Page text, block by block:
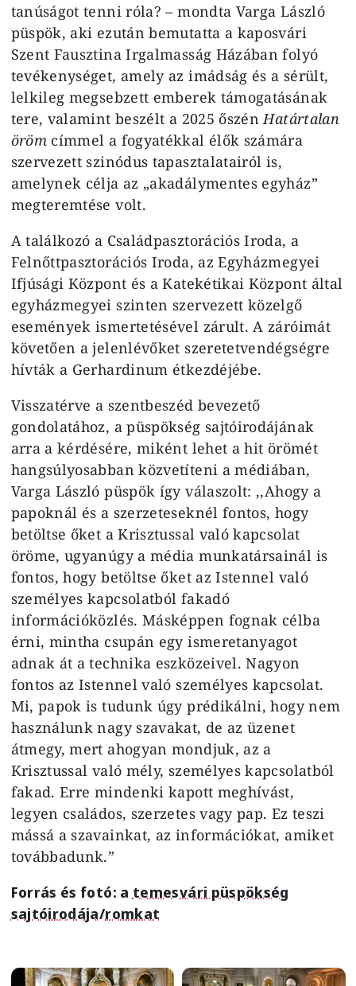
tanúságot tenni róla? – mondta Varga László
püspök, aki ezután bemutatta a kaposvári
Szent Fausztina Irgalmasság Házában folyó
tevékenységet, amely az imádság és a sérült,
lelkileg megsebzett emberek támogatásának
tere, valamint beszélt a 2025 őszén Határtalan
örömcímmel a fogyatékkal élők számára
szervezett szinódus tapasztalatairól is,
amelynek célja az „akadálymentes egyház”
megteremtése volt.
A találkozó a Családpasztorációs Iroda, a
Felnőttpasztorációs Iroda, az Egyházmegyei
Ifjúsági Központ és a Katekétikai Központ által
egyházmegyei szinten szervezett közelgő
események ismertetésével zárult. A záróimát
követően a jelenlévőket szeretetvendégségre
hívták a Gerhardinum étkezdéjébe.
Visszatérve a szentbeszéd bevezető
gondolatához, a püspökség sajtóirodájának
arra a kérdésére, miként lehet a hit örömét
hangsúlyosabban közvetíteni a médiában,
Varga László püspök így válaszolt: ,,Ahogy a
papoknál és a szerzeteseknél fontos, hogy
betöltse őket a Krisztussal való kapcsolat
öröme, ugyanúgy a média munkatársainál is
fontos, hogy betöltse őket az Istennel való
személyes kapcsolatból fakadó
információközlés. Másképpen fognak célba
érni, mintha csupán egy ismeretanyagot
adnak át a technika eszközeivel. Nagyon
fontos az Istennel való személyes kapcsolat.
Mi, papok is tudunk úgy prédikálni, hogy nem
használunk nagy szavakat, de az üzenet
átmegy, mert ahogyan mondjuk, az a
Krisztussal való mély, személyes kapcsolatból
fakad. Erre mindenki kapott meghívást,
legyen családos, szerzetes vagy pap. Ez teszi
mássá a szavainkat, az információkat, amiket
továbbadunk.”
Forrás és fotó: a temesvári püspökség
sajtóirodája/romkat
Image Image